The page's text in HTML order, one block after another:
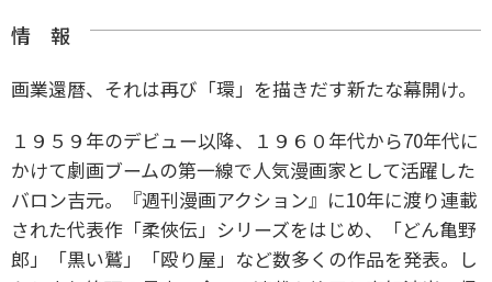
情 報
画業還暦、それは再び「環」を描きだす新たな幕開け。
１９５９年のデビュー以降、１９６０年代から70年代に
かけて劇画ブームの第一線で人気漫画家として活躍した
バロン吉元。『週刊漫画アクション』に10年に渡り連載
された代表作「柔俠伝」シリーズをはじめ、「どん亀野
郎」「黒い鷲」「殴り屋」など数多くの作品を発表。し